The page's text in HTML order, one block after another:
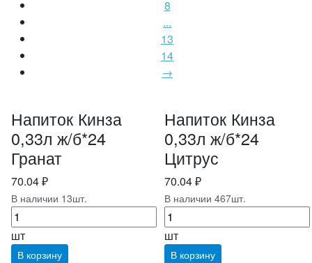
8
...
13
14
→
Напиток Кинза
0,33л ж/б*24
Гранат
70.04 ₽
В наличии 13шт.
шт
В корзину
Напиток Кинза
0,33л ж/б*24
Цитрус
70.04 ₽
В наличии 467шт.
шт
В корзину